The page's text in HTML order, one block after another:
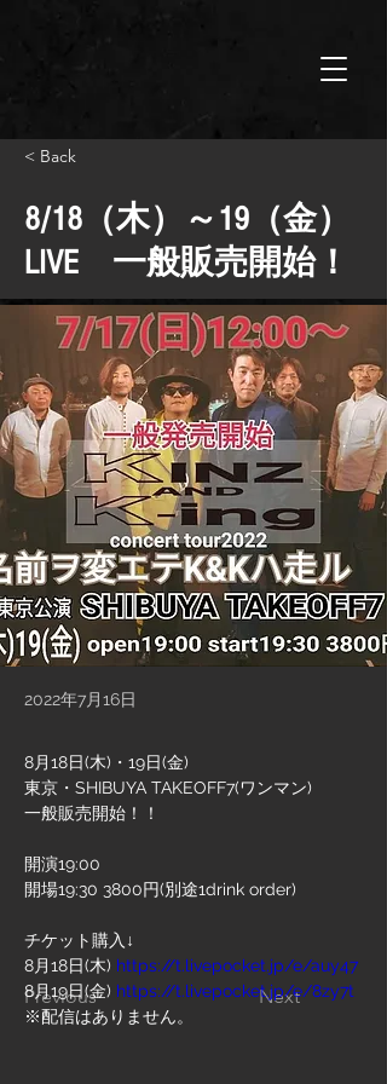
< Back
8/18（木）～19（金）
LIVE 一般販売開始！
2022年7月16日
Previous Next
8月18日(木)・19日(金)
東京・SHIBUYA TAKEOFF7(ワンマン)
一般販売開始！！
開演19:00
開場19:30 3800円(別途1drink order)
チケット購入↓
8月18日(木) https://t.livepocket.jp/e/auy47
8月19日(金) https://t.livepocket.jp/e/8zy7t
※配信はありません。